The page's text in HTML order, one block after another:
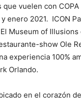
vuelen con
enero 2021. ICON
Museum of Illusions
show Ole
experiencia 100%
Orlando.
en el corazón